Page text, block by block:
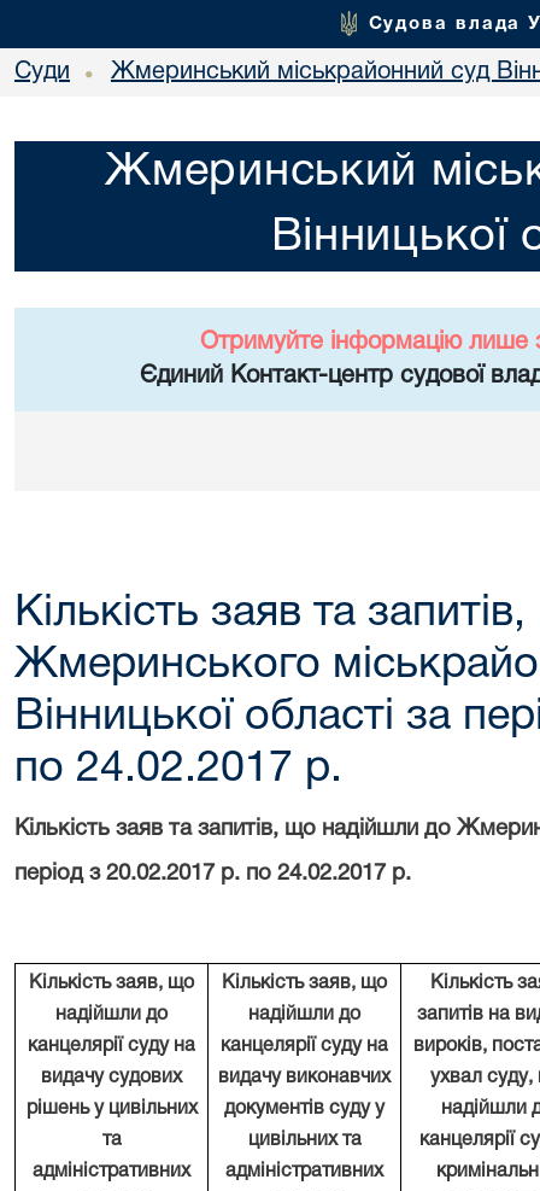
Судова влада
Суди • Жмеринський міськрайонний суд
Жмеринський
Вінницької
Отримуйте інформацію лише
Єдиний Контакт-центр судової
Кількість заяв та
Жмеринського
Вінницької області за
по 24.02.2017 р.
Кількість заяв та запитів, що надійшли до
період з 20.02.2017 р. по 24.02.2017 р.
Кількість заяв, що
надійшли до
канцелярії суду на
видачу судових
рішень у цивільних
та
адміністративних
Кількість заяв, що
надійшли до
канцелярії суду на
видачу виконавчих
документів суду у
цивільних та
адміністративних
Кількість
запитів на
вироків,
ухвал суду,
надійшли
канцелярії